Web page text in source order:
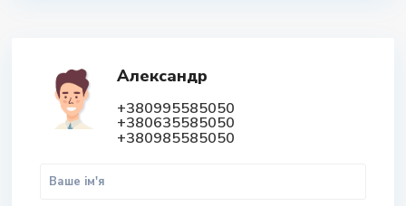
Александр
+380995585050
+380635585050
+380985585050